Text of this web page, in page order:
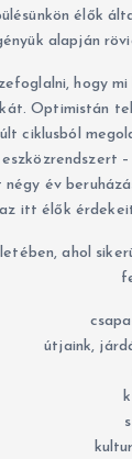
élők
alapján
hogy
Optimistán
ciklusból
év
itt élők
ahol
útjaink,